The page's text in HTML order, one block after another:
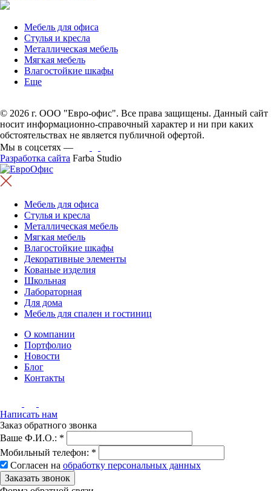
Мебель для офиса
Стулья и кресла
Металлическая мебель
Мягкая мебель
Влагостойкие шкафы
Еще
© 2026 г. ООО "Евро-офис". Все права защищены. Данный сайт
носит информационно-справочный характер и ни при каких
обстоятельствах не является публичной офертой.
Мы в соцсетях —
Разработка сайта Farba Studio
Мебель для офиса
Стулья и кресла
Металлическая мебель
Мягкая мебель
Влагостойкие шкафы
Декоративные элементы
Кованые изделия
Школьная
Лабораторная
Для дома
Мебель для спален и гостиниц
О компании
Портфолио
Новости
Блог
Контакты
Написать нам
Заказ обратного звонка
Ваше Ф.И.О.: *
Мобильный телефон: *
Согласен на обработку персональных данных
Заказать звонок